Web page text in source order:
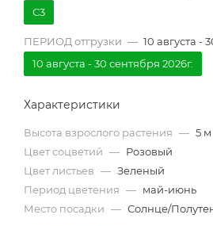
С3
ПЕРИОД отгрузки — 10 августа -
10 августа - 30 сентября 2026г.
Характеристики
Высота взрослого растения — 5 м
Цвет соцветий — Розовый
Цвет листьев — Зеленый
Период цветения — май-июнь
Место посадки — Солнце/